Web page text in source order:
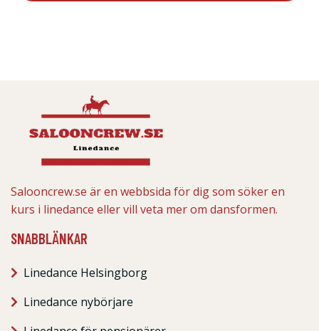
Salooncrew.se är en webbsida för dig som söker en
kurs i linedance eller vill veta mer om dansformen.
SNABBLÄNKAR
Linedance Helsingborg
Linedance nybörjare